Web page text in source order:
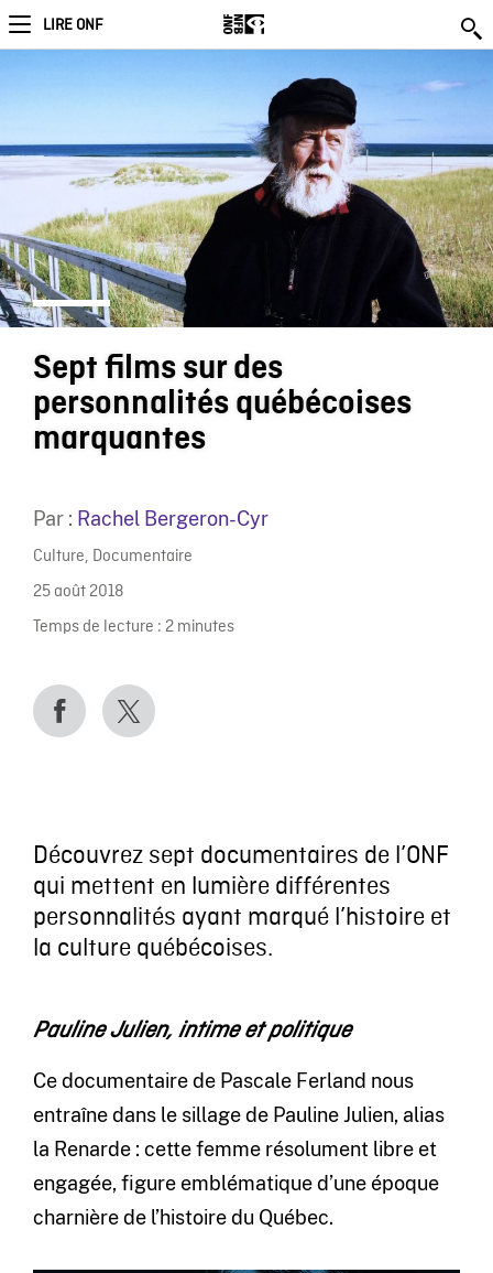
LIRE ONF
Sept films sur des
personnalités québécoises
marquantes
Par : Rachel Bergeron-Cyr
Culture, Documentaire
25 août 2018
Temps de lecture : 2 minutes
Découvrez sept documentaires de l’ONF
qui mettent en lumière différentes
personnalités ayant marqué l’histoire et
la culture québécoises.
Pauline Julien, intime et politique
Ce documentaire de Pascale Ferland nous
entraîne dans le sillage de Pauline Julien, alias
la Renarde : cette femme résolument libre et
engagée, figure emblématique d’une époque
charnière de l’histoire du Québec.